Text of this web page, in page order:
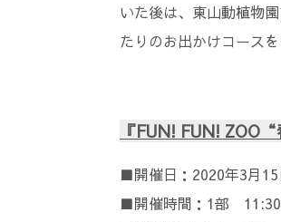
いた後は、東山動植物
たりのお出かけコースを
『FUN! FUN!
■開催日：2020年3月15
■開催時間：1部